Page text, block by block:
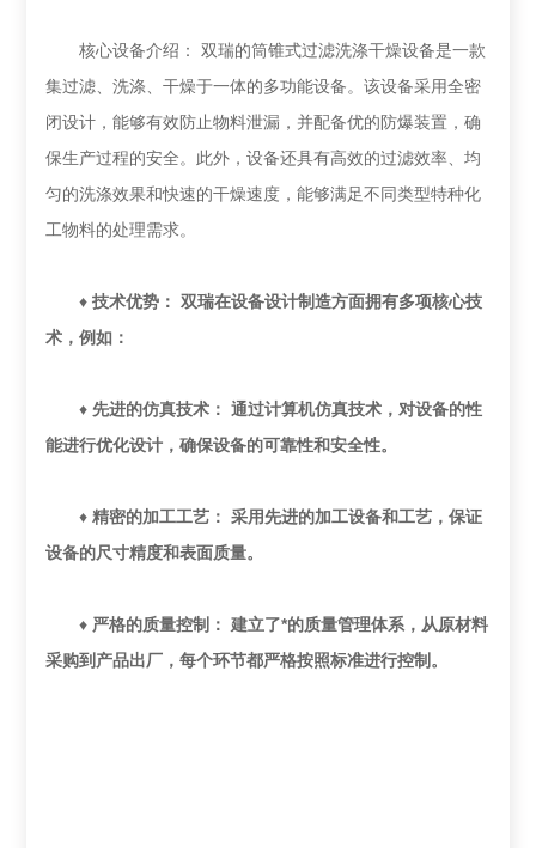
核心设备介绍： 双瑞的筒锥式过滤洗涤干燥设备是一款
集过滤、洗涤、干燥于一体的多功能设备。该设备采用全密
闭设计，能够有效防止物料泄漏，并配备优的防爆装置，确
保生产过程的安全。此外，设备还具有高效的过滤效率、均
匀的洗涤效果和快速的干燥速度，能够满足不同类型特种化
工物料的处理需求。
♦ 技术优势： 双瑞在设备设计制造方面拥有多项核心技
术，例如：
♦ 先进的仿真技术： 通过计算机仿真技术，对设备的性
能进行优化设计，确保设备的可靠性和安全性。
♦ 精密的加工工艺： 采用先进的加工设备和工艺，保证
设备的尺寸精度和表面质量。
♦ 严格的质量控制： 建立了*的质量管理体系，从原材料
采购到产品出厂，每个环节都严格按照标准进行控制。